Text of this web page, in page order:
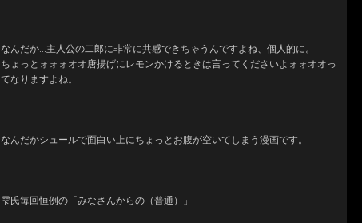
なんだか…主人公の二郎に非常に共感できちゃうんですよね、個人的に。
ちょっとォォォオオ唐揚げにレモンかけるときは言ってくださいよォォオオっ
てなりますよね。
なんだかシュールで面白い上にちょっとお腹が空いてしまう漫画です。
雫氏毎回恒例の「みなさんからの（普通）」